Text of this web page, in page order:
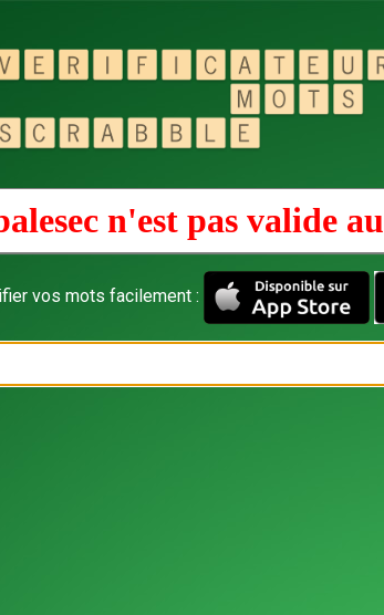
n'est pas valide au
vos mots facilement :